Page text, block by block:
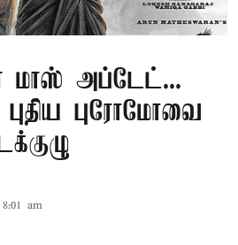
மாஸ் அப்டேட்...
புதிய புரோமோவை
am